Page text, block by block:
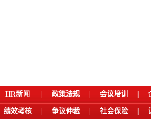
HR新闻 政策法规 会议培训
绩效考核 争议仲裁 社会保险